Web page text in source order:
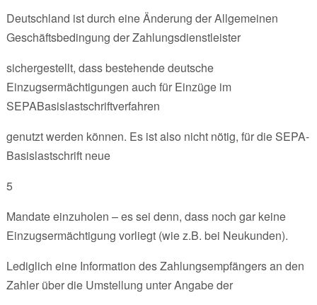
Deutschland ist durch eine Änderung der Allgemeinen
Geschäftsbedingung der Zahlungsdienstleister
sichergestellt, dass bestehende deutsche
Einzugsermächtigungen auch für Einzüge im
SEPABasislastschriftverfahren
genutzt werden können. Es ist also nicht nötig, für die SEPA-
Basislastschrift neue
5
Mandate einzuholen – es sei denn, dass noch gar keine
Einzugsermächtigung vorliegt (wie z.B. bei Neukunden).
Lediglich eine Information des Zahlungsempfängers an den
Zahler über die Umstellung unter Angabe der